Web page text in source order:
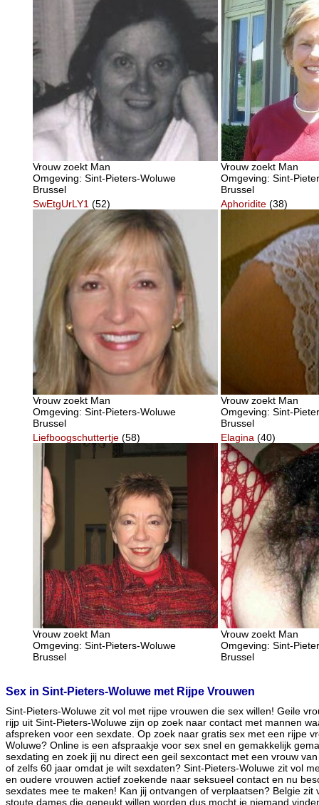
Vrouw zoekt Man
Omgeving: Sint-Pieters-Woluwe
Brussel
Vrouw zoekt Man
Omgeving: Sint-
Brussel
SwEtgUrLY1 (52)
Vrouw zoekt Man
Omgeving: Sint-Pieters-Woluwe
Brussel
Aphoridite (38)
Vrouw zoekt Man
Omgeving: Sint-
Brussel
Liefboogschuttertje (58)
Vrouw zoekt Man
Omgeving: Sint-Pieters-Woluwe
Brussel
Elagina (40)
Vrouw zoekt Man
Omgeving: Sint-
Brussel
Sex in Sint-Pieters-Woluwe met Rijpe Vrouwen
Sint-Pieters-Woluwe zit vol met rijpe vrouwen die sex willen! Geile
rijp uit Sint-Pieters-Woluwe zijn op zoek naar contact met mannen
afspreken voor een sexdate. Op zoek naar gratis sex met een rijpe
Woluwe? Online is een afspraakje voor sex snel en gemakkelijk
sexdating en zoek jij nu direct een geil sexcontact met een vrouw
of zelfs 60 jaar omdat je wilt sexdaten? Sint-Pieters-Woluwe zit vol
en oudere vrouwen actief zoekende naar seksueel contact en nu
sexdates mee te maken! Kan jij ontvangen of verplaatsen? Belgie zit
stoute dames die geneukt willen worden dus mocht je niemand